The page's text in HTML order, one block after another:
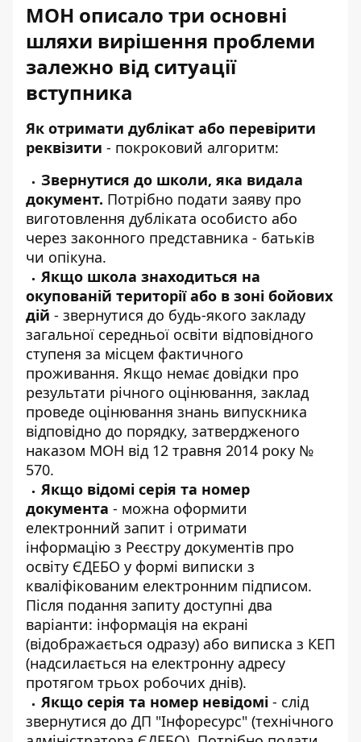
МОН описало три основні
шляхи вирішення проблеми
залежно від ситуації
вступника
Як отримати дублікат або перевірити
реквізити - покроковий алгоритм:
Звернутися до школи, яка видала
документ. Потрібно подати заяву про
виготовлення дубліката особисто або
через законного представника - батьків
чи опікуна.
Якщо школа знаходиться на
окупованій території або в зоні бойових
дій - звернутися до будь-якого закладу
загальної середньої освіти відповідного
ступеня за місцем фактичного
проживання. Якщо немає довідки про
результати річного оцінювання, заклад
проведе оцінювання знань випускника
відповідно до порядку, затвердженого
наказом МОН від 12 травня 2014 року №
570.
Якщо відомі серія та номер
документа - можна оформити
електронний запит і отримати
інформацію з Реєстру документів про
освіту ЄДЕБО у формі виписки з
кваліфікованим електронним підписом.
Після подання запиту доступні два
варіанти: інформація на екрані
(відображається одразу) або виписка з КЕП
(надсилається на електронну адресу
протягом трьох робочих днів).
Якщо серія та номер невідомі - слід
звернутися до ДП "Інфоресурс" (технічного